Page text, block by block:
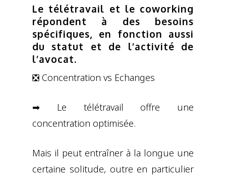
Le télétravail et le coworking
répondent à des besoins
spécifiques, en fonction aussi
du statut et de l’activité de
l’avocat.
❎ Concentration vs Echanges
➡ Le télétravail offre une
concentration optimisée.
Mais il peut entraîner à la longue une
certaine solitude, outre en particulier